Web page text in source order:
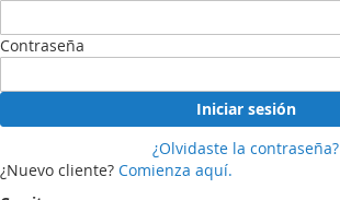
Contraseña
Iniciar sesión
¿Olvidaste la contraseña?
¿Nuevo cliente? Comienza aquí.